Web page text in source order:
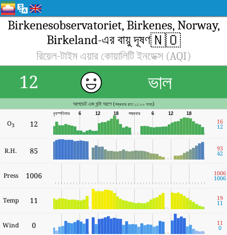
Birkenesobservatoriet, Birkenes, Norway,
Birkeland-এর বায়ু দূষণ🇳🇴
রিয়েল-টাইম এয়ার কোয়ালিটি ইনডেক্স (AQI)
12 ভাল
আপডেট এক ঘন্টা আগে (শুক্রবার রাত ১১:০০ সময়)
O3 12
18
12
6
শুক্রবার
18
12
6
বৃহস্পতিবার
16
12
R.H. 85 93
42
Press 1006 1006
1006
Temp 11 19
11
Wind 0 11
0